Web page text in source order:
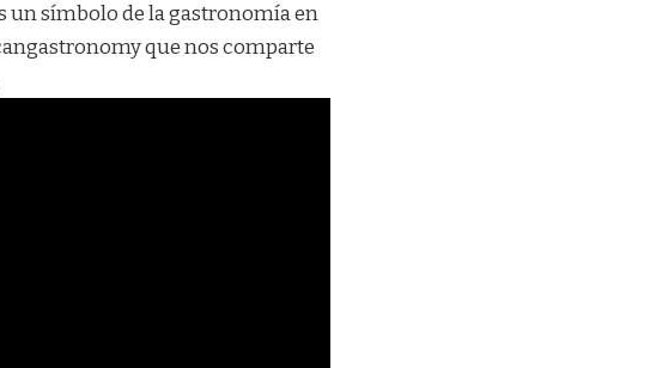
un símbolo de la gastronomía en
que nos comparte